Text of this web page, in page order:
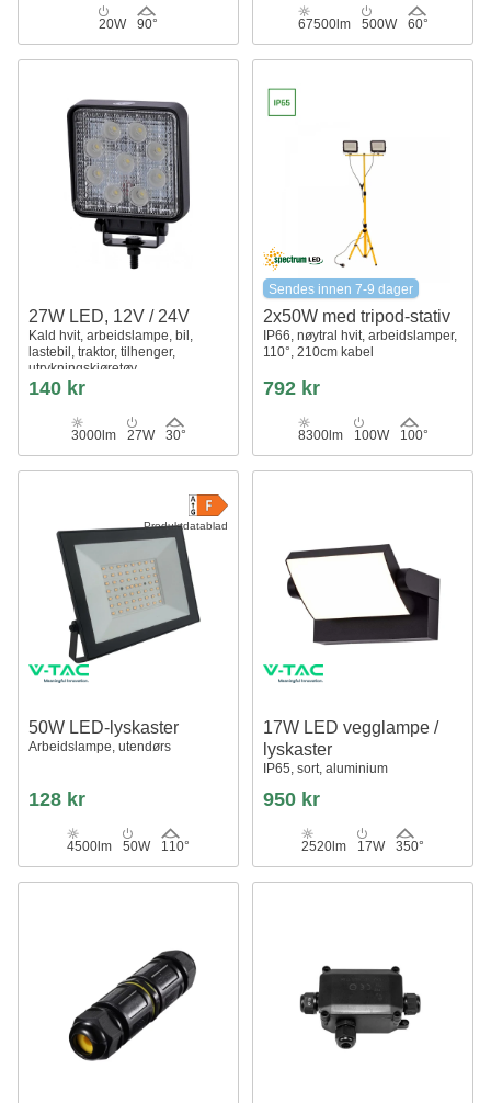
20W 90° 67500lm 500W 60°
27W LED, 12V / 24V
Kald hvit, arbeidslampe, bil,
lastebil, traktor, tilhenger,
utrykningskjøretøy
140 kr
3000lm 27W 30°
Sendes innen 7-9 dager
2x50W med tripod-stativ
IP66, nøytral hvit, arbeidslamper,
110°, 210cm kabel
792 kr
8300lm 100W 100°
Produktdatablad
50W LED-lyskaster
Arbeidslampe, utendørs
128 kr
4500lm 50W 110°
17W LED vegglampe /
lyskaster
IP65, sort, aluminium
950 kr
2520lm 17W 350°